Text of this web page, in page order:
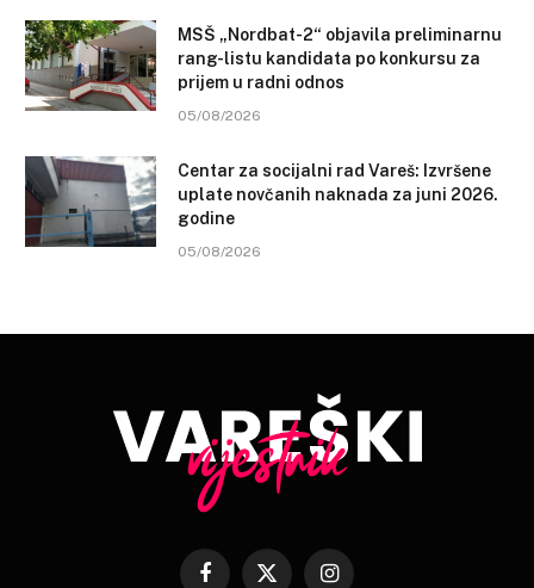
MSŠ „Nordbat-2“ objavila preliminarnu
rang-listu kandidata po konkursu za
prijem u radni odnos
05/08/2026
Centar za socijalni rad Vareš: Izvršene
uplate novčanih naknada za juni 2026.
godine
05/08/2026
Facebook
X Instagram